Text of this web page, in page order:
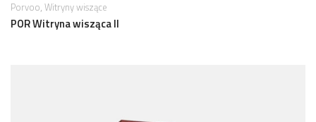
Porvoo, Witryny wiszące
POR Witryna wisząca II